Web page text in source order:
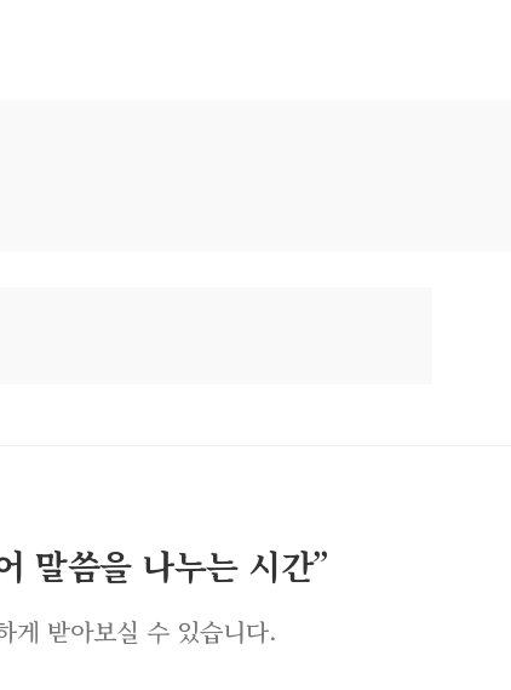
말씀을 나누는 시간”
게 받아보실 수 있습니다.